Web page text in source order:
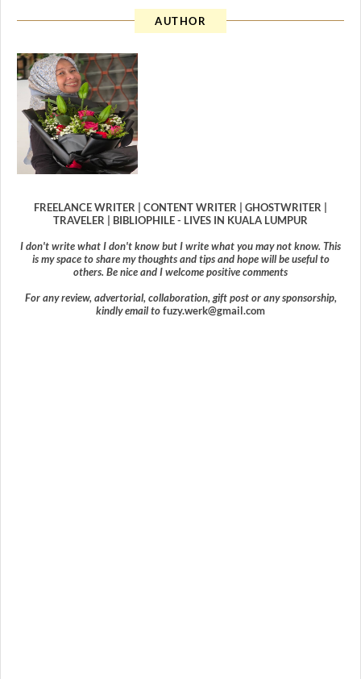
AUTHOR
FREELANCE WRITER | CONTENT WRITER | GHOSTWRITER |
TRAVELER | BIBLIOPHILE - LIVES IN KUALA LUMPUR
I don't write what I don't know but I write what you may not know. This
is my space to share my thoughts and tips and hope will be useful to
others. Be nice and I welcome positive comments
For any review, advertorial, collaboration, gift post or any sponsorship,
kindly email tofuzy.werk@gmail.com